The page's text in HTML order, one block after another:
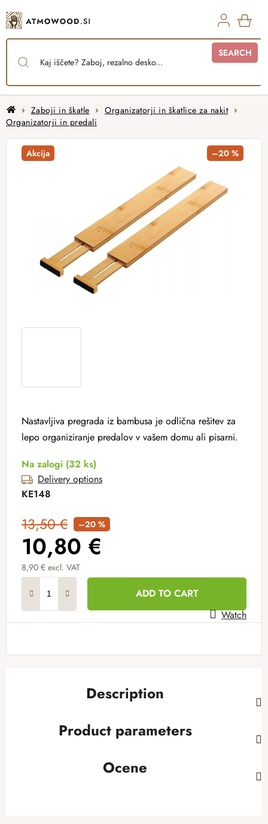
to
content
SEARCH
HomeZaboji in škatle
Organizatorji in škatlice za nakit
Organizatorji in predali
Nastavljiva pregrada iz bambusa je odlična rešitev za
lepo organiziranje predalov v vašem domu ali pisarni.
Na zalogi (32 ks)
Delivery options
KE148
13,50 € –20 %
10,80 €
8,90 € excl. VAT
ADD TO CART
Watch
Akcija –20 %
Description
Product parameters
Ocene